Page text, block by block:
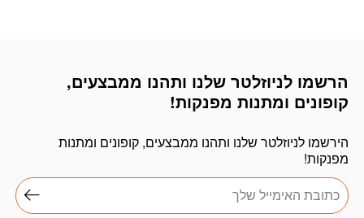
הרשמו לניוזלטר שלנו ותהנו ממבצעים,
קופונים ומתנות מפנקות!
הירשמו לניוזלטר שלנו ותהנו ממבצעים, קופונים ומתנות
מפנקות!
דוא׳׳ל